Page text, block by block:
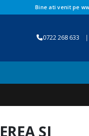
Bine ati venit pe
0722 268 633 |
ȘI